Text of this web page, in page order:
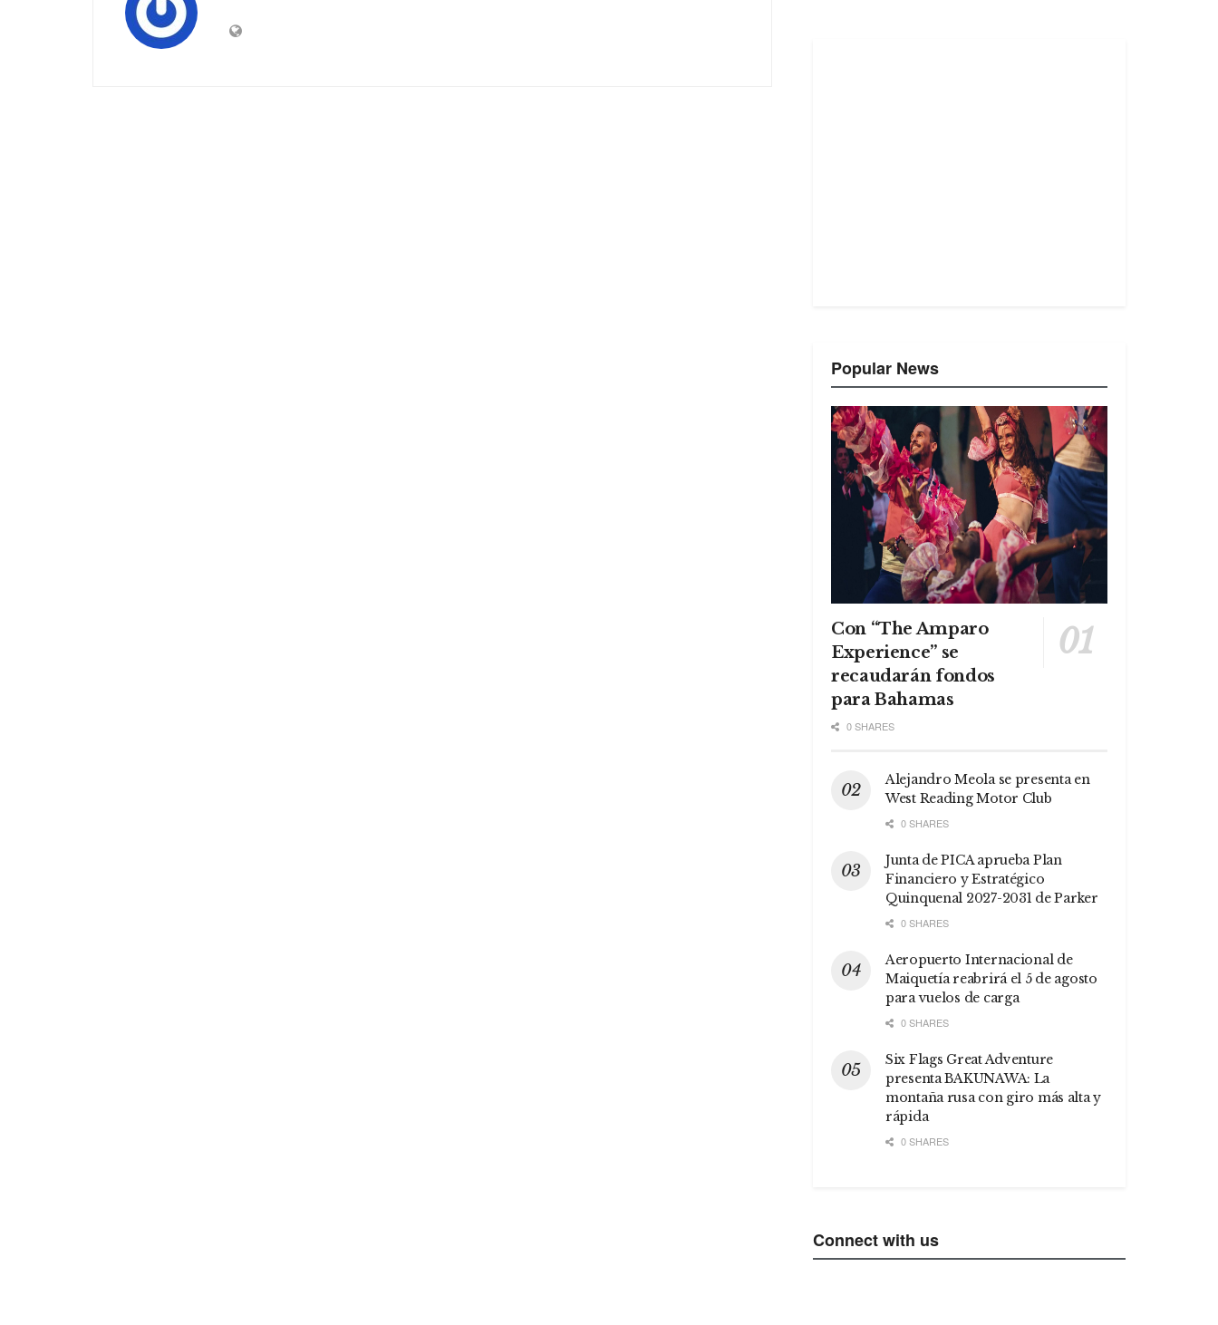
Popular News
Con “The Amparo
Experience” se
recaudarán fondos
para Bahamas
0 SHARES
Alejandro Meola se presenta en
West Reading Motor Club
0 SHARES
Junta de PICA aprueba Plan
Financiero y Estratégico
Quinquenal 2027-2031 de Parker
0 SHARES
Aeropuerto Internacional de
Maiquetía reabrirá el 5 de agosto
para vuelos de carga
0 SHARES
Six Flags Great Adventure
presenta BAKUNAWA: La
montaña rusa con giro más alta y
rápida
0 SHARES
Connect with us